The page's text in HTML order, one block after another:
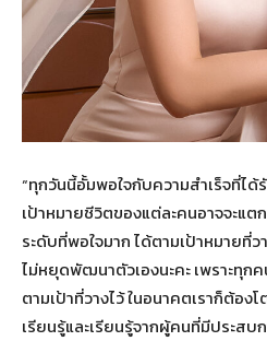
“ทุกวันนี้อั้มพอใจกับความสำเร็จที่ได้
เป้าหมายชีวิตของแต่ละคนอาจจะแต
ระดับที่พอใจมาก ได้ตามเป้าหมายที่ว
ไม่หยุดพัฒนาตัวเองนะคะ เพราะทุก
ตามเป้าที่วางไว้ ในอนาคตเราก็ต้อง
เรียนรู้และเรียนรู้จากผู้คนที่มีประสบ